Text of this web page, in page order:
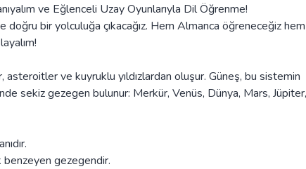
ve Eğlenceli Uzay Oyunlarıyla Dil Öğrenme!
bir yolculuğa çıkacağız. Hem Almanca öğreneceğiz
ve kuyruklu yıldızlardan oluşur. Güneş, bu sistemin
sekiz gezegen bulunur: Merkür, Venüs, Dünya, Mars, Jüpiter,
benzeyen gezegendir.